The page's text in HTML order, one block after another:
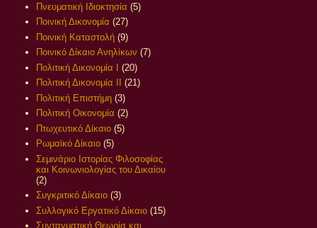
Πνευματική Ιδιοκτησία (5)
Ποινική Δικονομία (27)
Ποινική Καταστολή (9)
Ποινικό Δίκαιο Ανηλίκων (7)
Πολιτική Δικονομία Ι
(20)
Πολιτική Δικονομία ΙΙ
(21)
Πολιτική Επιστήμη (3)
Πολιτική Οικονομία (2)
Πτωχευτικό Δίκαιο (5)
Ρωμαϊκό Δίκαιο (5)
Σεμινάριο Ιστορίας Φιλοσοφίας
και Κοινωνιολογίας του Δικαίου
(2)
Συγκριτικό Δίκαιο (3)
Συλλογικό Εργατικό Δίκαιο (15)
Συνταγματική Θεωρία και